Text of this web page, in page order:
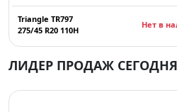
Triangle TR797
275/45 R20 110H
Нет в
ЛИДЕР ПРОДАЖ СЕГОДНЯ